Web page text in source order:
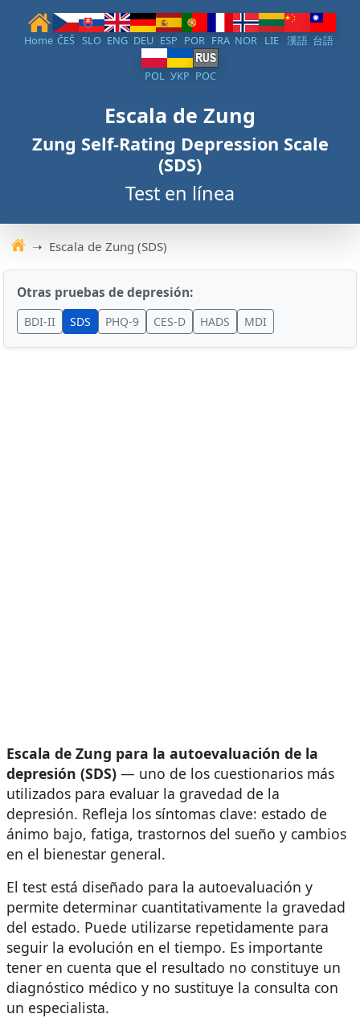
Home ČEŠ SLO ENG DEU ESP POR FRA NOR LIE 漢語 台語
POL УКР РОС
Escala de Zung
Zung Self-Rating Depression Scale
(SDS)
Test en línea
Tests de depresión
Escala de Zung (SDS)
Otras pruebas de depresión:
BDI-II SDS PHQ-9 CES-D HADS MDI
Escala de Zung para la autoevaluación de la
depresión (SDS) — uno de los cuestionarios más
utilizados para evaluar la gravedad de la
depresión. Refleja los síntomas clave: estado de
ánimo bajo, fatiga, trastornos del sueño y cambios
en el bienestar general.
El test está diseñado para la autoevaluación y
permite determinar cuantitativamente la gravedad
del estado. Puede utilizarse repetidamente para
seguir la evolución en el tiempo. Es importante
tener en cuenta que el resultado no constituye un
diagnóstico médico y no sustituye la consulta con
un especialista.